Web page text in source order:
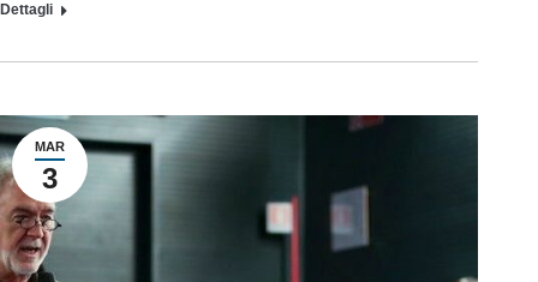
Dettagli
MAR
3